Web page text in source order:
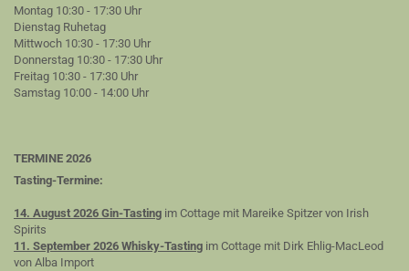
Montag 10:30 - 17:30 Uhr
Dienstag Ruhetag
Mittwoch 10:30 - 17:30 Uhr
Donnerstag 10:30 - 17:30 Uhr
Freitag 10:30 - 17:30 Uhr
Samstag 10:00 - 14:00 Uhr
TERMINE 2026
Tasting-Termine:
14. August 2026 Gin-Tasting im Cottage mit Mareike Spitzer von Irish
Spirits
11. September 2026 Whisky-Tasting im Cottage mit Dirk Ehlig-MacLeod
von Alba Import